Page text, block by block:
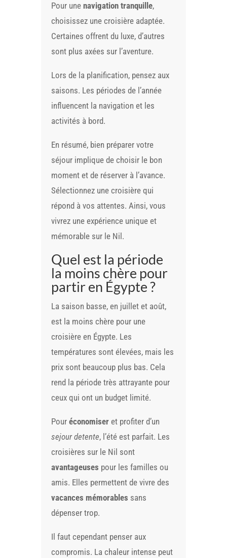
Pour unenavigation tranquille,
choisissez une croisière adaptée.
Certaines offrent du luxe, d’autres
sont plus axées sur l’aventure.
Lors de la planification, pensez aux
saisons. Les périodes de l’année
influencent la navigation et les
activités à bord.
En résumé, bien préparer votre
séjour implique de choisir le bon
moment et de réserver à l’avance.
Sélectionnez une croisière qui
répond à vos attentes. Ainsi, vous
vivrez une expérience unique et
mémorable sur le Nil.
Quel est la période
la moins chère pour
partir en Égypte ?
La saison basse, en juillet et août,
est la moins chère pour une
croisière en Égypte. Les
températures sont élevées, mais les
prix sont beaucoup plus bas. Cela
rend la période très attrayante pour
ceux qui ont un budget limité.
Pouréconomiser et profiter d’un
sejour detente, l’été est parfait. Les
croisières sur le Nil sont
avantageuses pour les familles ou
amis. Elles permettent de vivre des
vacances mémorables sans
dépenser trop.
Il faut cependant penser aux
compromis. La chaleur intense peut